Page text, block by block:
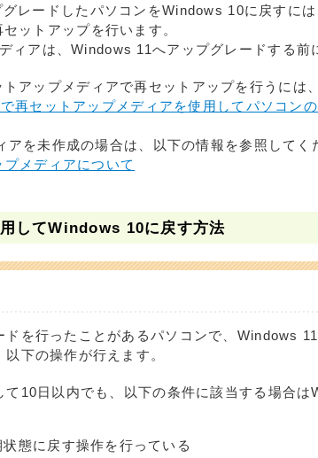
レードしたパソコンをWindows 10に戻すに
ットアップを行います。
ィアは、Windows 11へアップグレードする前
アップメディアで再セットアップを行うには
再セットアップメディアを使用してパソコン
アを未作成の場合は、以下の情報を参照してく
メディアについて
してWindows 10に戻す方法
ドを行ったことがあるパソコンで、Windows
下の操作が行えます。
て10日以内でも、以下の条件に該当する場合
態に戻す操作を行っている